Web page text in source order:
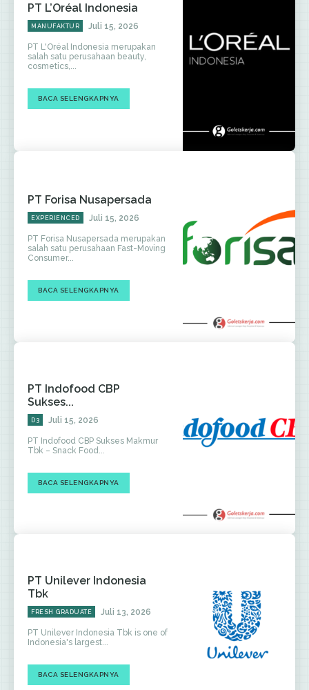
PT L’Oréal Indonesia
MANUFAKTUR Juli 15, 2026
PT L'Oréal Indonesia merupakan
salah satu perusahaan beauty,
cosmetics,...
BACA SELENGKAPNYA
PT Forisa Nusapersada
EXPERIENCED Juli 15, 2026
PT Forisa Nusapersada merupakan
salah satu perusahaan Fast-Moving
Consumer...
BACA SELENGKAPNYA
PT Indofood CBP
Sukses...
D3 Juli 15, 2026
PT Indofood CBP Sukses Makmur
Tbk – Snack Food...
BACA SELENGKAPNYA
PT Unilever Indonesia
Tbk
FRESH GRADUATE Juli 13, 2026
PT Unilever Indonesia Tbk is one of
Indonesia's largest...
BACA SELENGKAPNYA